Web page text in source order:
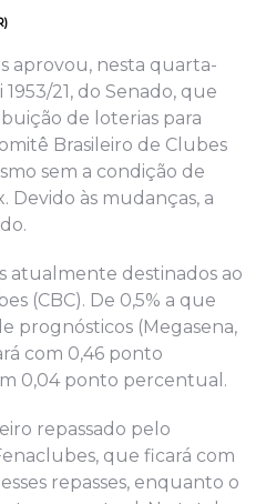
aprovou, nesta quarta-
21, do Senado, que
de loterias para
Brasileiro de Clubes
sem a condição de
às mudanças, a
atualmente destinados ao
(CBC). De 0,5% a que
prognósticos (Megasena,
com 0,46 ponto
0,04 ponto percentual.
repassado pelo
que ficará com
repasses, enquanto o